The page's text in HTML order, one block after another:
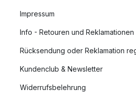
Impressum
Info - Retouren und Reklamationen
Rücksendung oder Reklamation
Kundenclub & Newsletter
Widerrufsbelehrung